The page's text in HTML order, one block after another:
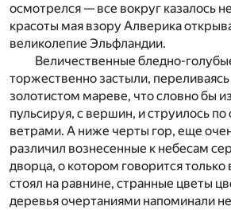
осмотрелся — все вокруг казалось
красоты мая взору Алверика
великолепие Эльфландии.
Величественные бледно-
торжественно застыли,
золотистом мареве, что словно бы
пульсируя, с вершин, и струилось
ветрами. А ниже черты гор, еще
различил вознесенные к небесам
дворца, о котором говорится
стоял на равнине, странные цветы
деревья очертаниями напоминали